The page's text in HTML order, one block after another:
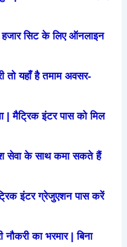
हजार सिट के लिए ऑनलाइन
तो यहाँ है तमाम अवसर-
| मैट्रिक इंटर पास को मिल
सेवा के साथ कमा सकते हैं
इंटर ग्रेजुएशन पास करें
का भरमार | बिना